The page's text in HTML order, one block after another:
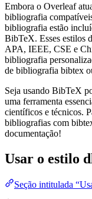
Embora o Overleaf
bibliografia
bibliografia estão
BibTeX. Esses estilos
APA, IEEE, CSE e
bibliografia
de bibliografia bibtex
Seja usando BibTeX
uma ferramenta
científicos e técnicos.
bibliografias com
documentação!
Usar o estilo
Seção intitulada